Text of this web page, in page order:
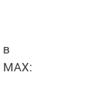
в
MАХ: